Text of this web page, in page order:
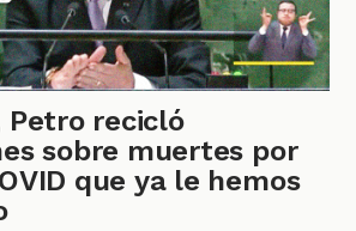
ZOOM
Petro recicló
sobre muertes por
que ya le hemos